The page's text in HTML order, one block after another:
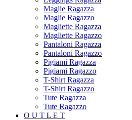
Maglie Ragazza
Maglie Ragazzo
Magliette Ragazza
Magliette Ragazzo
Pantaloni Ragazza
Pantaloni Ragazzo
Pigiami Ragazza
Pigiami Ragazzo
T-Shirt Ragazza
T-Shirt Ragazzo
Tute Ragazza
Tute Ragazzo
O U T L E T